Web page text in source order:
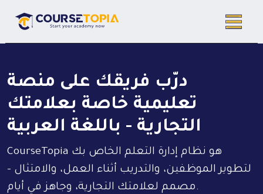
درّب فريقك على منصة
تعليمية خاصة بعلامتك
التجارية - باللغة العربية
CourseTopia هو نظام إدارة التعلم الخاص بك
لتطوير الموظفين، والتدريب أثناء العمل، والامتثال -
مصمم لعلامتك التجارية، وجاهز في أيام.